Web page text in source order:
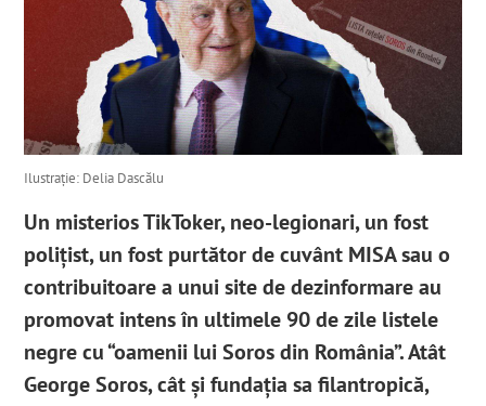
Ilustrație: Delia Dascălu
Un misterios TikToker, neo-legionari, un fost
polițist, un fost purtător de cuvânt MISA sau o
contribuitoare a unui site de dezinformare au
promovat intens în ultimele 90 de zile listele
negre cu “oamenii lui Soros din România”. Atât
George Soros, cât și fundația sa filantropică,